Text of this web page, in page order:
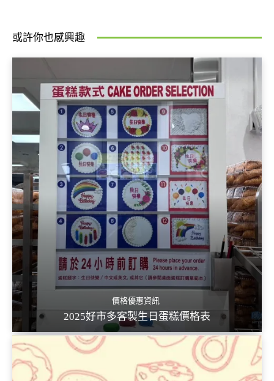
或許你也感興趣
價格優惠資訊
2025好市多客製生日蛋糕價格表